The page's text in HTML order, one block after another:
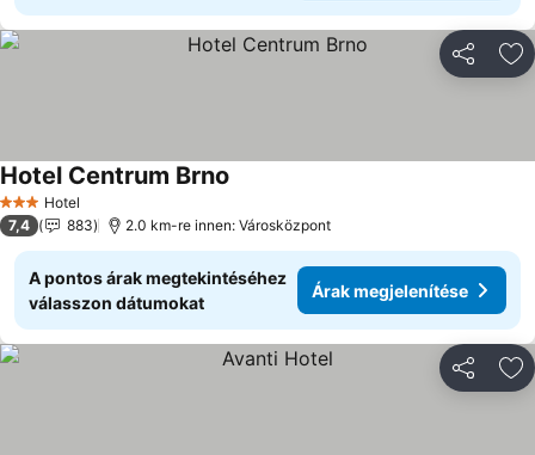
3 Kategória
Hotel
Hotel Centrum Brno
7,4 883 2.0 km-re innen: Városközpont
A pontos árak megtekintéséhez
válasszon dátumokat
Árak megjelenítése